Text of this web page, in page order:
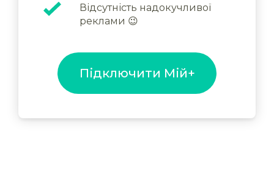
Відсутність надокучливої
реклами 😉
Підключити Мій+